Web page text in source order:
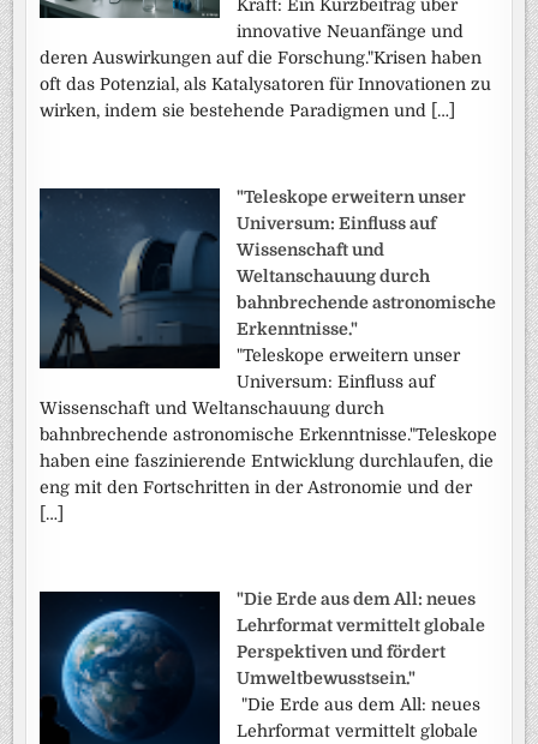
Kraft: Ein Kurzbeitrag über
innovative Neuanfänge und
deren Auswirkungen auf die Forschung."Krisen haben
oft das Potenzial, als Katalysatoren für Innovationen zu
wirken, indem sie bestehende Paradigmen und […]
"Teleskope erweitern unser
Universum: Einfluss auf
Wissenschaft und
Weltanschauung durch
bahnbrechende astronomische
Erkenntnisse."
"Teleskope erweitern unser
Universum: Einfluss auf
Wissenschaft und Weltanschauung durch
bahnbrechende astronomische Erkenntnisse."Teleskope
haben eine faszinierende Entwicklung durchlaufen, die
eng mit den Fortschritten in der Astronomie und der
[…]
"Die Erde aus dem All: neues
Lehrformat vermittelt globale
Perspektiven und fördert
Umweltbewusstsein."
"Die Erde aus dem All: neues
Lehrformat vermittelt globale